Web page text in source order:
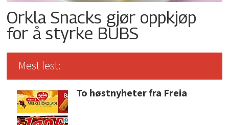
Orkla Snacks gjør oppkjøp
for å styrke BUBS
Mest lest:
To høstnyheter fra Freia